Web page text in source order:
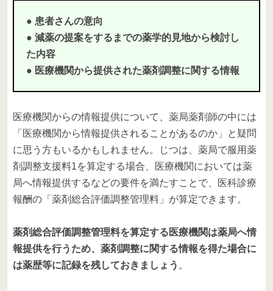
● 患者さんの意向
● 減薬の提案をするまでの薬学的見地から検討し
た内容
● 医療機関から提供された薬剤調整に関する情報
医療機関からの情報提供について、薬局薬剤師の中には
「医療機関から情報提供されることがあるのか」と疑問
に思う方もいるかもしれません。じつは、薬局で服用薬
剤調整支援料1を算定する場合、医療機関においては薬
局へ情報提供するなどの要件を満たすことで、医科診療
報酬の「薬剤総合評価調整管理料」が算定できます。
薬剤総合評価調整管理料を算定する医療機関は薬局へ情
報提供を行うため、薬剤調整に関する情報を得た場合に
は薬歴等に記録を残しておきましょう 。